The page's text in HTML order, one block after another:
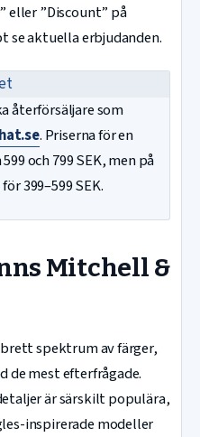
eller ”Discount” på
se aktuella erbjudanden.
återförsäljare som
. Priserna för en
och 799 SEK, men på
399–599 SEK.
Mitchell &
spektrum av färger,
de mest efterfrågade.
är särskilt populära,
inspirerade modeller